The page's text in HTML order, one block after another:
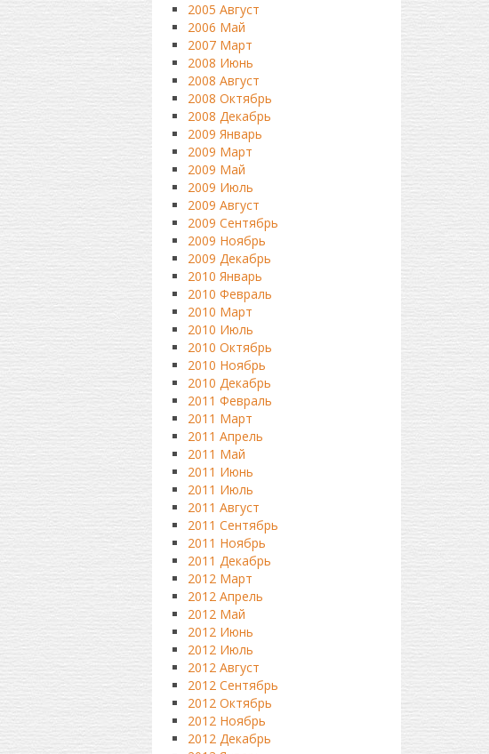
2005 Август
2006 Май
2007 Март
2008 Июнь
2008 Август
2008 Октябрь
2008 Декабрь
2009 Январь
2009 Март
2009 Май
2009 Июль
2009 Август
2009 Сентябрь
2009 Ноябрь
2009 Декабрь
2010 Январь
2010 Февраль
2010 Март
2010 Июль
2010 Октябрь
2010 Ноябрь
2010 Декабрь
2011 Февраль
2011 Март
2011 Апрель
2011 Май
2011 Июнь
2011 Июль
2011 Август
2011 Сентябрь
2011 Ноябрь
2011 Декабрь
2012 Март
2012 Апрель
2012 Май
2012 Июнь
2012 Июль
2012 Август
2012 Сентябрь
2012 Октябрь
2012 Ноябрь
2012 Декабрь